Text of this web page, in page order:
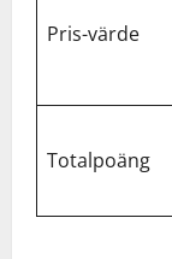
Pris-värde
Totalpoäng